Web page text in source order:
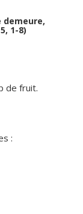
demeure,
1-8)
de fruit.
: